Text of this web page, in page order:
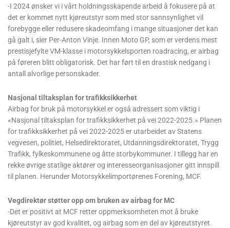
-I 2024 ønsker vi i vårt holdningsskapende arbeid å fokusere på at
det er kommet nytt kjøreutstyr som med stor sannsynlighet vil
forebygge eller redusere skadeomfang i mange situasjoner det kan
gå galt i, sier Per-Anton Vinje. Innen Moto GP, som er verdens mest
prestisjefylte VM-klasse i motorsykkelsporten roadracing, er airbag
på føreren blitt obligatorisk. Det har ført til en drastisk nedgang i
antall alvorlige personskader.
Nasjonal tiltaksplan for trafikksikkerhet
Airbag for bruk på motorsykkel er også adressert som viktig i
«Nasjonal tiltaksplan for trafikksikkerhet på vei 2022-2025.» Planen
for trafikksikkerhet på vei 2022-2025 er utarbeidet av Statens
vegvesen, politiet, Helsedirektoratet, Utdanningsdirektoratet, Trygg
Trafikk, fylkeskommunene og åtte storbykommuner. I tillegg har en
rekke øvrige statlige aktører og interesseorganisasjoner gitt innspill
til planen. Herunder Motorsykkelimportørenes Forening, MCF.
Vegdirektør støtter opp om bruken av airbag for MC
-Det er positivt at MCF retter oppmerksomheten mot å bruke
kjøreutstyr av god kvalitet, og airbag som en del av kjøreutstyret.